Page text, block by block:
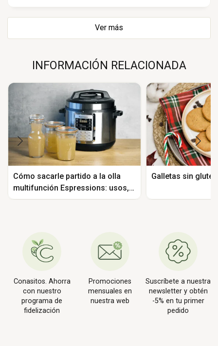
Ver más
INFORMACIÓN RELACIONADA
Cómo sacarle partido a la olla
multifunción Espressions: usos,
consejos y recetas
Galletas sin
Conasitos. Ahorra
con nuestro
programa de
fidelización
Promociones
mensuales en
nuestra web
Suscríbete a nuestra
newsletter y obtén
-5% en tu primer
pedido